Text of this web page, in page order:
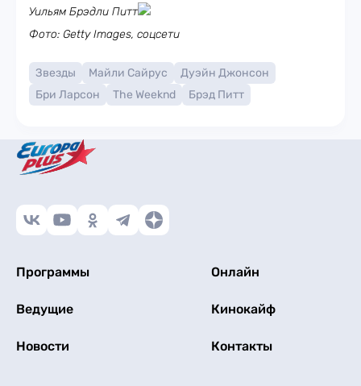
Уильям Брэдли Питт
Фото: Getty Images, соцсети
Звезды Майли Сайрус
Дуэйн Джонсон
Бри Ларсон
The Weeknd Брэд Питт
Программы Онлайн
Ведущие Кинокайф
Новости Контакты